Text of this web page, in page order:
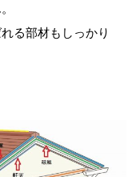
る部材もしっかり